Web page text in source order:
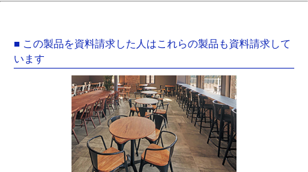
■ この製品を資料請求した人はこれらの製品も資料請求して
います